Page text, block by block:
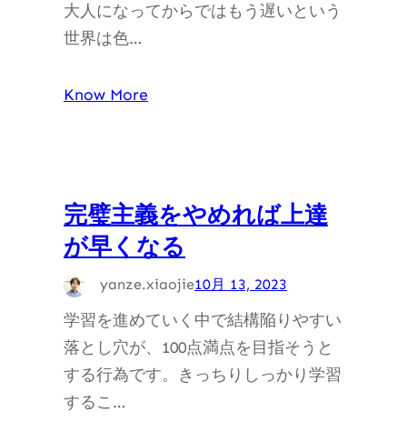
大人になってからではもう遅いという
世界は色…
Know More
完璧主義をやめれば上達
が早くなる
yanze.xiaojie10月 13, 2023
学習を進めていく中で結構陥りやすい
落とし穴が、100点満点を目指そうと
する行為です。きっちりしっかり学習
するこ…